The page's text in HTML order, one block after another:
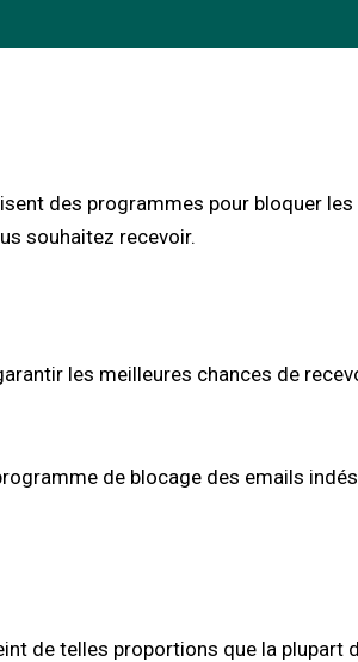
des programmes pour bloquer les
souhaitez recevoir.
les meilleures chances de
de blocage des emails
de telles proportions que la plupart